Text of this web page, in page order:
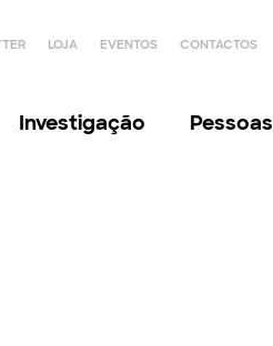
LOJA EVENTOS CONTACTOS
Investigação Pessoas